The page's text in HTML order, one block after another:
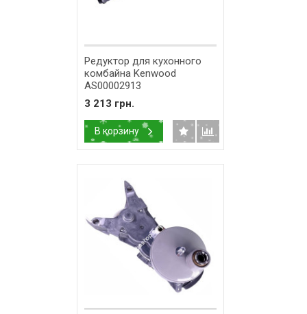
Редуктор для кухонного
комбайна Kenwood
AS00002913
3 213 грн.
В корзину